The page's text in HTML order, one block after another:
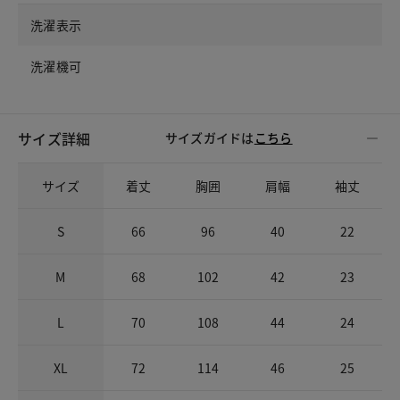
洗濯表示
洗濯機可
サイズ詳細 サイズガイドは こちら
サイズ 着丈 胸囲 肩幅 袖丈
S 66 96 40 22
M 68 102 42 23
L 70 108 44 24
XL 72 114 46 25